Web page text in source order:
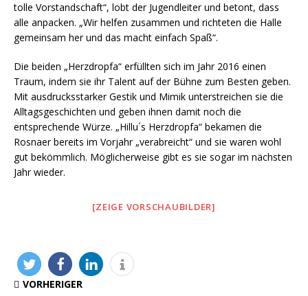
tolle Vorstandschaft“, lobt der Jugendleiter und betont, dass
alle anpacken. „Wir helfen zusammen und richteten die Halle
gemeinsam her und das macht einfach Spaß“.
Die beiden „Herzdropfa“ erfüllten sich im Jahr 2016 einen
Traum, indem sie ihr Talent auf der Bühne zum Besten geben.
Mit ausdrucksstarker Gestik und Mimik unterstreichen sie die
Alltagsgeschichten und geben ihnen damit noch die
entsprechende Würze. „Hillu´s Herzdropfa“ bekamen die
Rosnaer bereits im Vorjahr „verabreicht“ und sie waren wohl
gut bekömmlich. Möglicherweise gibt es sie sogar im nächsten
Jahr wieder.
[ZEIGE VORSCHAUBILDER]
VORHERIGER